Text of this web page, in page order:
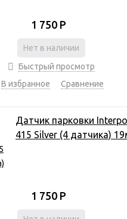
1 750 Р
Нет в наличии
Быстрый просмотр
В избранное
Сравнение
Датчик парковки
415 Silver (4 датчика)
1 750 Р